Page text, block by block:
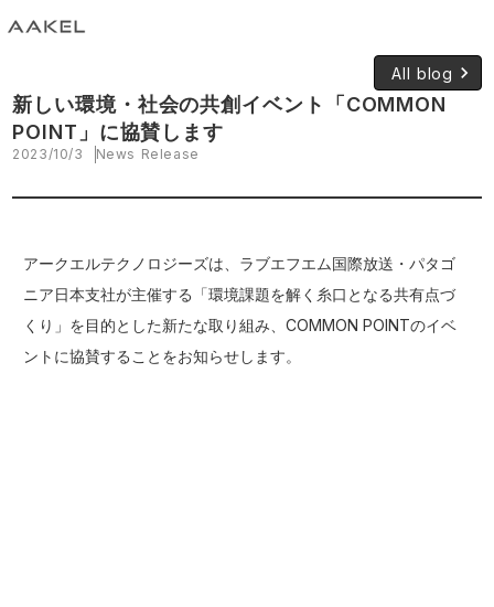
All blog keyboard_arrow_right
新しい環境・社会の共創イベント「COMMON
POINT」に協賛します
2023/10/3 News Release
アークエルテクノロジーズは、ラブエフエム国際放送・パタゴ
ニア日本支社が主催する「環境課題を解く糸口となる共有点づ
くり」を⽬的とした新たな取り組み、COMMON POINTのイベ
ントに協賛することをお知らせします。